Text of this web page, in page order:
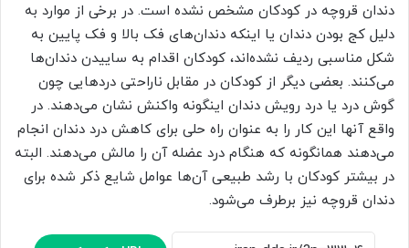
دندان قروچه در کودکان مشخص نشده است. در برخی از موارد به
دلیل کج بودن دندان یا اینکه دندان‌های فک بالا و فک پایین به
شکل مناسبی ردیف نشده‌اند، کودکان اقدام به ساییدن دندان‌ها
می‌کنند. بعضی دیگر از کودکان در مقابل ناراحتی دردهایی چون
گوش درد یا درد رویش دندان اینگونه واکنش نشان می‌دهند. در
واقع آنها این کار را به عنوان راه حلی برای کاهش درد دندان انجام
می‌دهند همانگونه که هنگام درد عضله آن را مالش می‌دهند. البته
در بیشتر کودکان با رشد طبیعی آن‌ها عوامل شایع ذکر شده برای
دندان قروچه نیز برطرف می‌شود.